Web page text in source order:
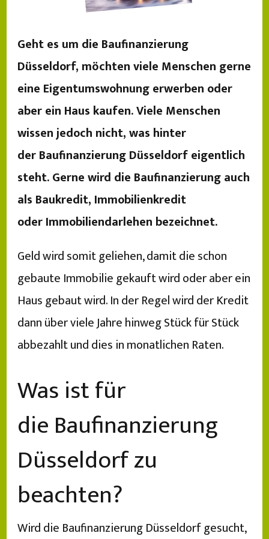
Geht es um die Baufinanzierung
Düsseldorf, möchten viele Menschen gerne
eine Eigentumswohnung erwerben oder
aber ein Haus kaufen. Viele Menschen
wissen jedoch nicht, was hinter
der Baufinanzierung Düsseldorf eigentlich
steht. Gerne wird die Baufinanzierung auch
als Baukredit, Immobilienkredit
oder Immobiliendarlehen bezeichnet.
Geld wird somit geliehen, damit die schon
gebaute Immobilie gekauft wird oder aber ein
Haus gebaut wird. In der Regel wird der Kredit
dann über viele Jahre hinweg Stück für Stück
abbezahlt und dies in monatlichen Raten.
Was ist für
die Baufinanzierung
Düsseldorf zu
beachten?
Wird die Baufinanzierung Düsseldorf gesucht,